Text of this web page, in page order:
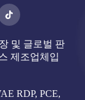

및 글로벌 판
제조업체입
RDP, PCE,